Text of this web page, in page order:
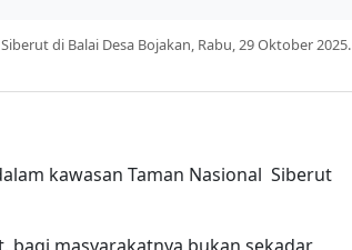
di Balai Desa Bojakan, Rabu, 29 Oktober 2025.
kawasan Taman Nasional Siberut